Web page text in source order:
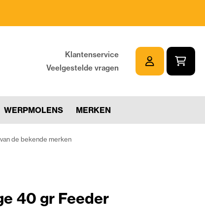
Klantenservice
Veelgestelde vragen
WERPMOLENS MERKEN
van de bekende merken
40 gr Feeder